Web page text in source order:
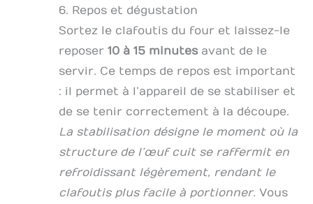
6. Repos et dégustation
Sortez le clafoutis du four et laissez-le
reposer 10 à 15 minutesavant de le
servir. Ce temps de repos est important
: il permet à l’appareil de se stabiliser et
de se tenir correctement à la découpe.
La stabilisation désigne le moment où la
structure de l’œuf cuit se raffermit en
refroidissant légèrement, rendant le
clafoutis plus facile à portionner. Vous